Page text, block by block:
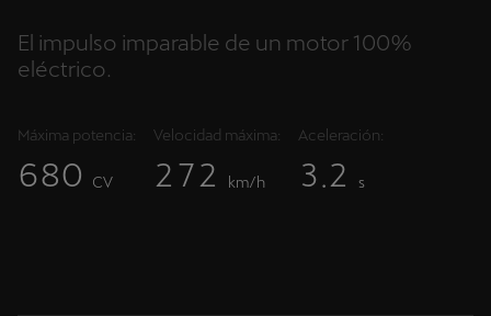
El impulso imparable de un motor 100%
eléctrico.
Máxima potencia:
680 CV
Velocidad máxima:
2 72 km/h
Aceleración:
3.2 s